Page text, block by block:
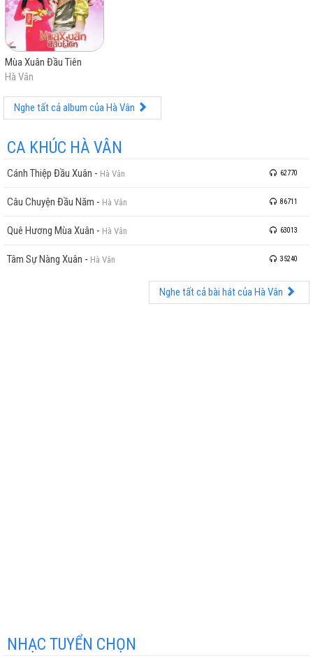
tình
Mùa Xuân Đầu Tiên
Hà Vân
Nghe tất cả album của Hà Vân
CA KHÚC HÀ VÂN
Cánh Thiệp Đầu Xuân - Hà Vân 62770
Câu Chuyện Đầu Năm - Hà Vân 86711
Quê Hương Mùa Xuân - Hà Vân 63013
Tâm Sự Nàng Xuân - Hà Vân 35240
Nghe tất cả bài hát của Hà Vân
NHẠC TUYỂN CHỌN